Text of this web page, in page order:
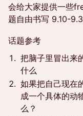
会给大家提供一些
题自由书写 9.10-
话题参考
把脑子里冒出来
什么
如果把自己现在
成一个具体的动
么？